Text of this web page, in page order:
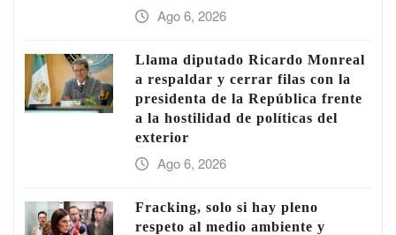
Ago 6, 2026
Llama diputado Ricardo Monreal
a respaldar y cerrar filas con la
presidenta de la República frente
a la hostilidad de políticas del
exterior
Ago 6, 2026
Fracking, solo si hay pleno
respeto al medio ambiente y